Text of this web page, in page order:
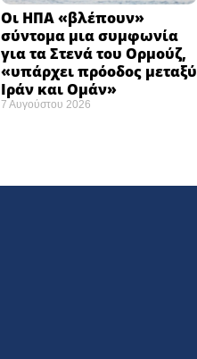
Οι ΗΠΑ «βλέπουν»
σύντομα μια συμφωνία
για τα Στενά του Ορμούζ,
«υπάρχει πρόοδος μεταξύ
Ιράν και Ομάν»
7 Αυγούστου 2026